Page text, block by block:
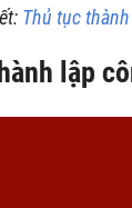
Thủ tục
lập